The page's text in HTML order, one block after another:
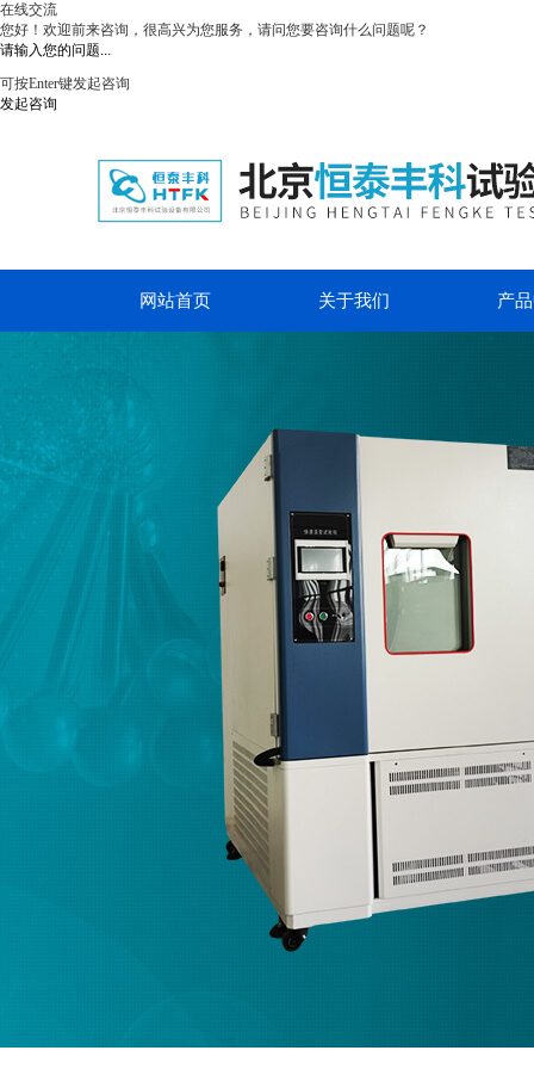
在线交流
您好！欢迎前来咨询，很高兴为您服务，请问您要咨询什么问题呢？
可按Enter键发起咨询
发起咨询
网站首页 关于我们 产